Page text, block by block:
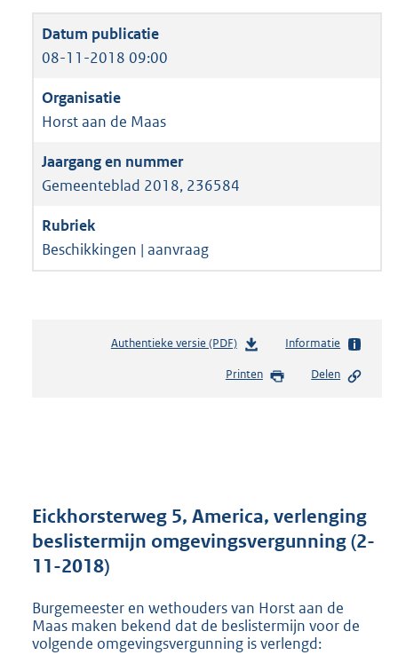
08-11-2018 09:00
Horst aan de Maas
Gemeenteblad 2018, 236584
Beschikkingen | aanvraag
Authentieke versie (PDF)b
s
r
o
e
:
3
Informatie
Printen Delen
Eickhorsterweg 5, America, verlenging
beslistermijn omgevingsvergunning (2-
11-2018)
Burgemeester en wethouders van Horst aan de
Maas maken bekend dat de beslistermijn voor de
volgende omgevingsvergunning is verlengd: